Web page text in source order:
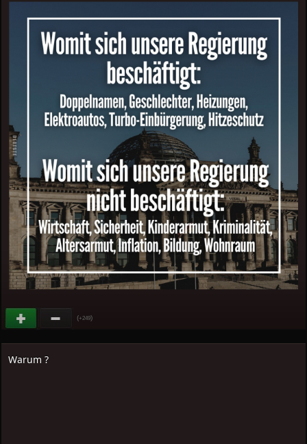
(+249)
Warum ?